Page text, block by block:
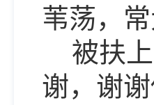
苇荡，
被扶
谢，谢